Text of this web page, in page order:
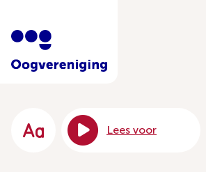
Lees voor